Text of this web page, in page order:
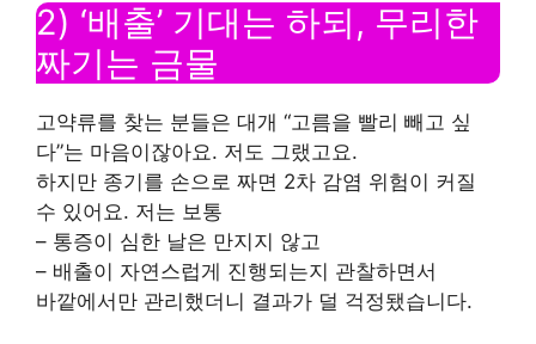
2) ‘배출’ 기대는 하되, 무리한
짜기는 금물
고약류를 찾는 분들은 대개 “고름을 빨리 빼고 싶
다”는 마음이잖아요. 저도 그랬고요.
하지만 종기를 손으로 짜면 2차 감염 위험이 커질
수 있어요. 저는 보통
– 통증이 심한 날은 만지지 않고
– 배출이 자연스럽게 진행되는지 관찰하면서
바깥에서만 관리했더니 결과가 덜 걱정됐습니다.